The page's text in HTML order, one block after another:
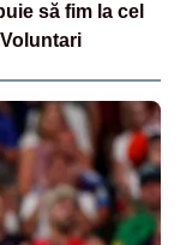
să fim la cel